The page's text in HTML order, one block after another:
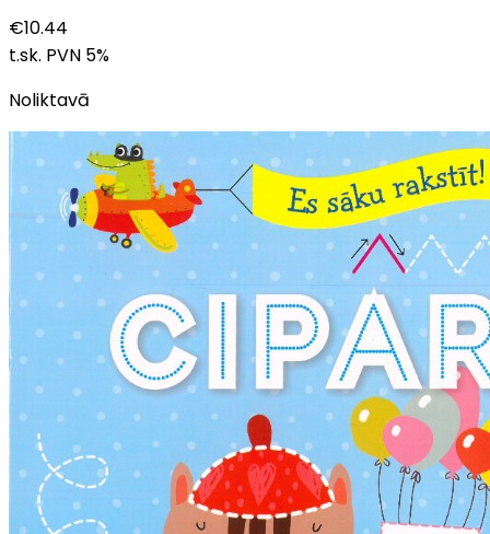
€10.44
t.sk. PVN 5%
Noliktavā